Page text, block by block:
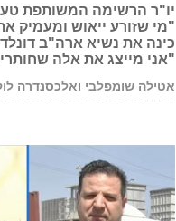
יו"ר הרשימה המשותפת טען
"מי שזורע ייאוש ומעמיק
כינה את נשיא ארה"ב
"אני מייצג את אלה
אטילה שומפלבי ואלכסנדרה